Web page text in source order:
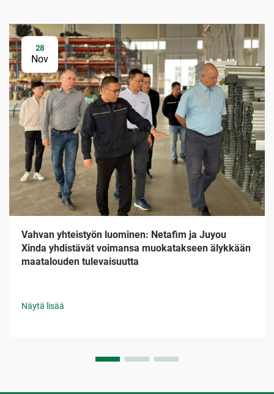
28
Nov
Vahvan yhteistyön luominen: Netafim ja Juyou
Xinda yhdistävät voimansa muokatakseen älykkään
maatalouden tulevaisuutta
Näytä lisää